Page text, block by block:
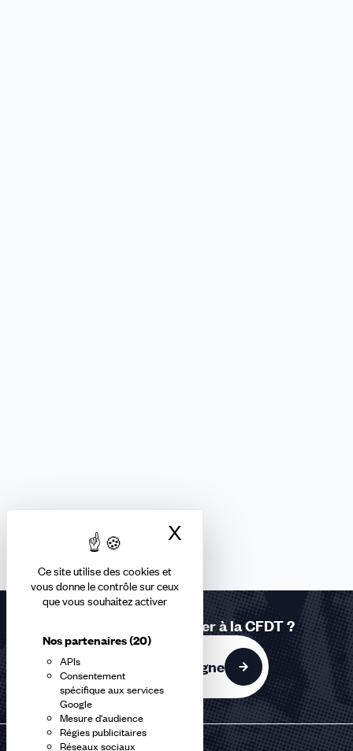
Ce site utilise des cookies et
vous donne le contrôle sur ceux
que vous souhaitez activer
Nos partenaires(20)
APIs
Consentement
spécifique aux services
Google
Mesure d'audience
Régies publicitaires
Réseaux sociaux
X
Vous souhaitez adhérer à la CFDT ?
J'adhère en ligne